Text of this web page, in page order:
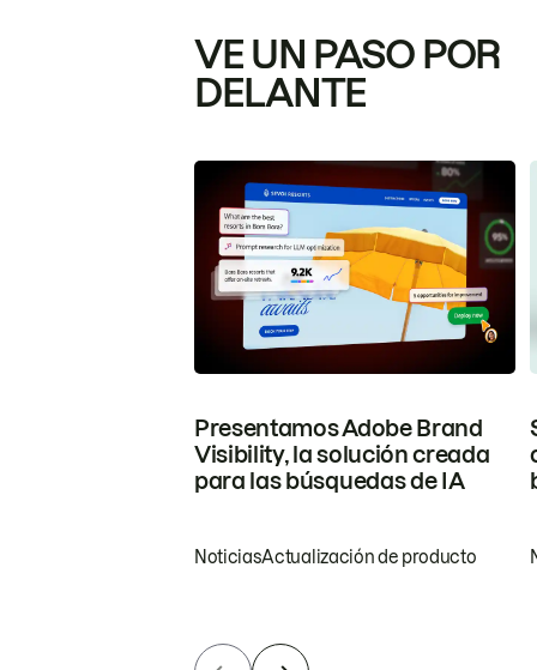
VE UN PASO POR
DELANTE
Presentamos Adobe Brand
Visibility, la solución creada
para las búsquedas de IA
NoticiasActualización de producto